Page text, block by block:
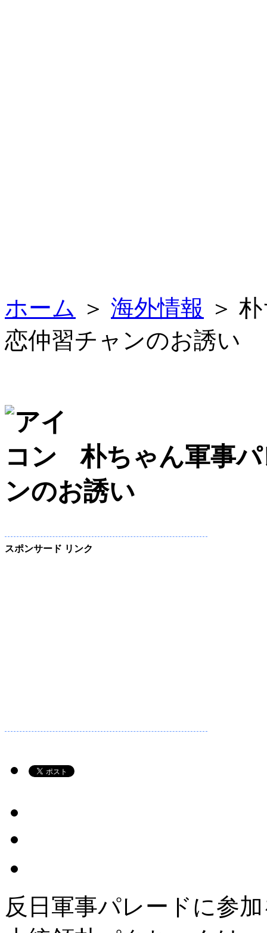
ホーム ＞ 海外情報 ＞
恋仲習チャンのお誘い
朴ちゃん軍事
ンのお誘い
スポンサード リンク
反日軍事パレードに参